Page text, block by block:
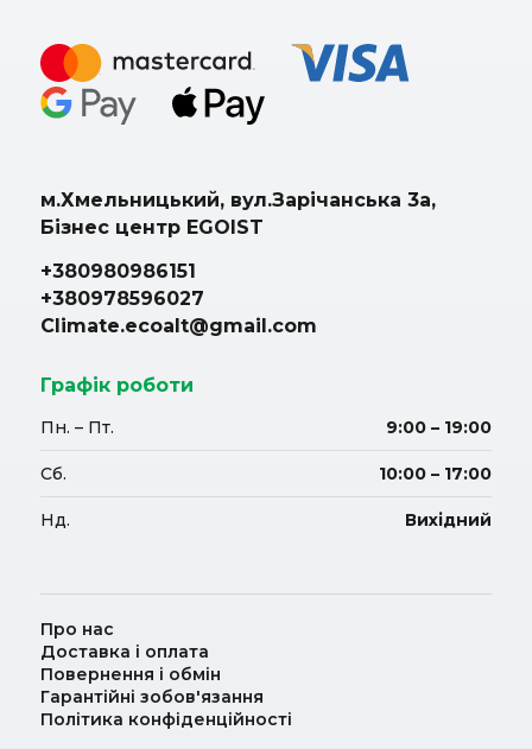
м.Хмельницький, вул.Зарічанська 3а,
Бізнес центр EGOIST
+380980986151
+380978596027
Climate.ecoalt@gmail.com
Графік роботи
Пн. – Пт. 9:00 – 19:00
Сб. 10:00 – 17:00
Нд. Вихідний
Про нас
Доставка і оплата
Повернення і обмін
Гарантійні зобов'язання
Політика конфіденційності